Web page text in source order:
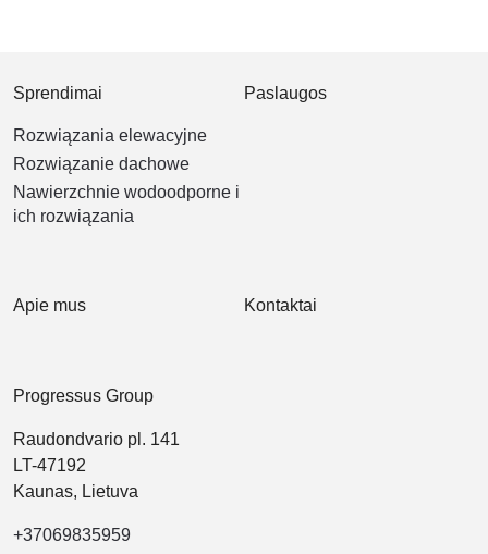
Sprendimai
Rozwiązania elewacyjne
Rozwiązanie dachowe
Nawierzchnie wodoodporne i
ich rozwiązania
Paslaugos
Apie mus Kontaktai
Progressus Group
Raudondvario pl. 141
LT-47192
Kaunas, Lietuva
+37069835959